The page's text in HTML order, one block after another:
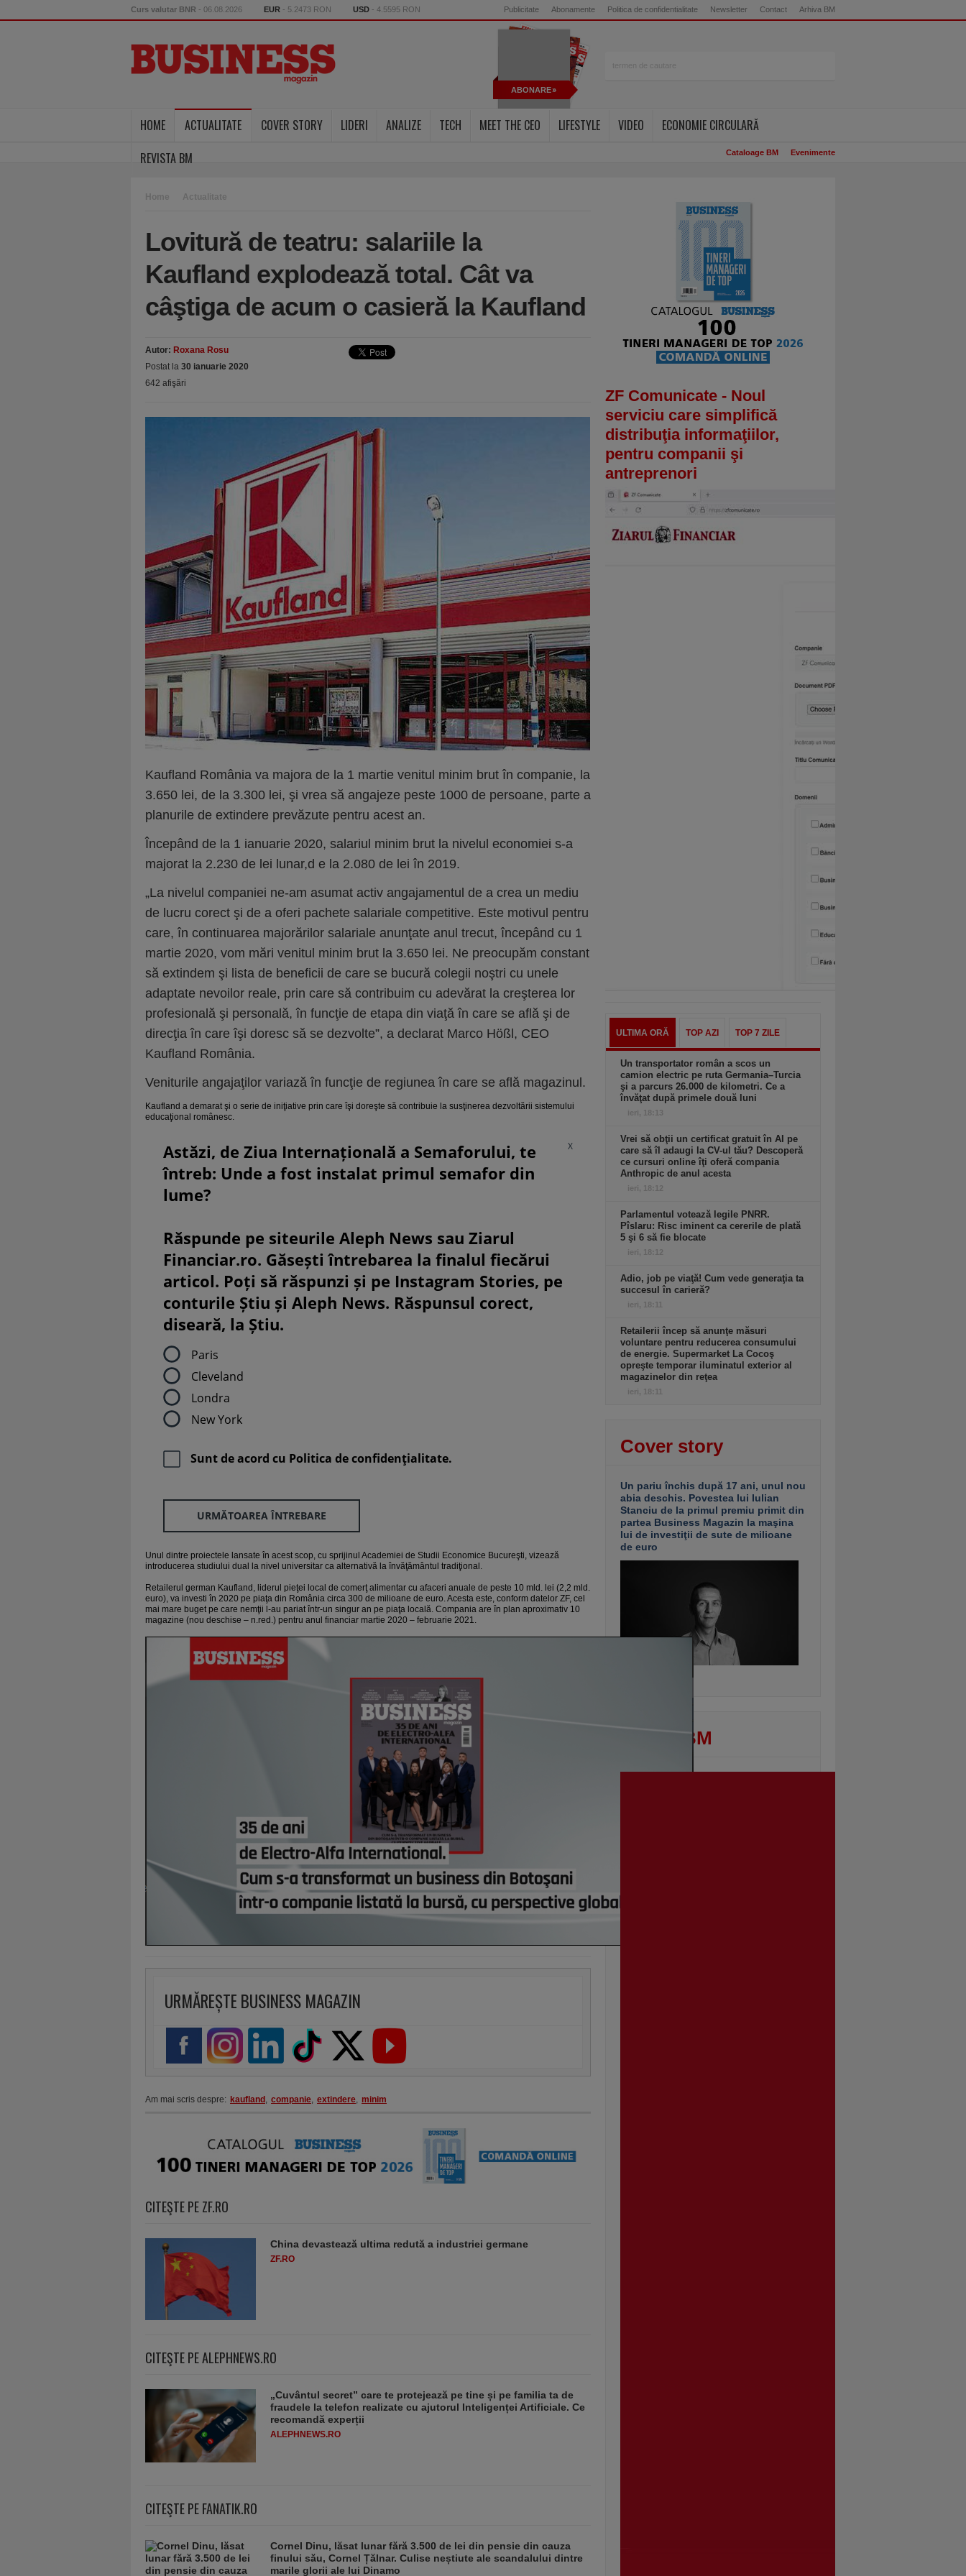
Curs valutar BNR - 06.08.2026 EUR - 5.2473 RON USD - 4.5595 RON Publicitate Abonamente Politica de confidentialitate Newsletter Contact Arhiva BM
ABONARE
HOME ACTUALITATE COVER STORY LIDERI ANALIZE TECH MEET THE CEO LIFESTYLE VIDEO
ECONOMIE CIRCULARĂ
REVISTA BM
Cataloage BM Evenimente
Home Actualitate
Lovitură de teatru: salariile la
Kaufland explodează total. Cât va
câştiga de acum o casieră la Kaufland
Autor: Roxana Rosu
Postat la 30 ianuarie 2020
642 afişări
Kaufland România va majora de la 1 martie venitul minim brut în companie, la
3.650 lei, de la 3.300 lei, şi vrea să angajeze peste 1000 de persoane, parte a
planurile de extindere prevăzute pentru acest an.
Începând de la 1 ianuarie 2020, salariul minim brut la nivelul economiei s-a
majorat la 2.230 de lei lunar,d e la 2.080 de lei în 2019.
„La nivelul companiei ne-am asumat activ angajamentul de a crea un mediu
de lucru corect şi de a oferi pachete salariale competitive. Este motivul pentru
care, în continuarea majorărilor salariale anunţate anul trecut, începând cu 1
martie 2020, vom mări venitul minim brut la 3.650 lei. Ne preocupăm constant
să extindem şi lista de beneficii de care se bucură colegii noştri cu unele
adaptate nevoilor reale, prin care să contribuim cu adevărat la creşterea lor
profesională şi personală, în funcţie de etapa din viaţă în care se află şi de
direcţia în care îşi doresc să se dezvolte”, a declarat Marco Hößl, CEO
Kaufland România.
Veniturile angajaţilor variază în funcţie de regiunea în care se află magazinul.
Kaufland a demarat şi o serie de iniţiative prin care îşi doreşte să contribuie la susţinerea dezvoltării sistemului
educaţional românesc.
X
Astăzi, de Ziua Internațională a Semaforului, te
întreb: Unde a fost instalat primul semafor din
lume?
Răspunde pe siteurile Aleph News sau Ziarul
Financiar.ro. Găsești întrebarea la finalul fiecărui
articol. Poți să răspunzi și pe Instagram Stories, pe
conturile Știu și Aleph News. Răspunsul corect,
diseară, la Știu.
Paris
Cleveland
Londra
New York
Sunt de acord cu Politica de confidenţialitate.
URMĂTOAREA ÎNTREBARE
Unul dintre proiectele lansate în acest scop, cu sprijinul Academiei de Studii Economice Bucureşti, vizează
introducerea studiului dual la nivel universitar ca alternativă la învăţământul tradiţional.
Retailerul german Kaufland, liderul pieţei local de comerţ alimentar cu afaceri anuale de peste 10 mld. lei (2,2 mld.
euro), va investi în 2020 pe piaţa din România circa 300 de milioane de euro. Acesta este, conform datelor ZF, cel
mai mare buget pe care nemţii l-au pariat într-un singur an pe piaţa locală. Compania are în plan aproximativ 10
magazine (nou deschise – n.red.) pentru anul financiar martie 2020 – februarie 2021.
URMĂREȘTE BUSINESS MAGAZIN
Am mai scris despre: kaufland , companie, extindere, minim
CITEŞTE PE ZF.RO
China devastează ultima redută a industriei germane
ZF.RO
CITEŞTE PE ALEPHNEWS.RO
„Cuvântul secret” care te protejează pe tine și pe familia ta de
fraudele la telefon realizate cu ajutorul Inteligenței Artificiale. Ce
recomandă experții
ALEPHNEWS.RO
CITEŞTE PE FANATIK.RO
Cornel Dinu, lăsat lunar fără 3.500 de lei din pensie din cauza
finului său, Cornel Țălnar. Culise neștiute ale scandalului dintre
marile glorii ale lui Dinamo
ZF Comunicate - Noul
serviciu care simplifică
distribuţia informaţiilor,
pentru companii şi
antreprenori
ULTIMA ORĂ TOP AZI TOP 7 ZILE
Un transportator român a scos un
camion electric pe ruta Germania–Turcia
şi a parcurs 26.000 de kilometri. Ce a
învăţat după primele două luni
ieri, 18:13
Vrei să obţii un certificat gratuit în AI pe
care să îl adaugi la CV-ul tău? Descoperă
ce cursuri online îţi oferă compania
Anthropic de anul acesta
ieri, 18:12
Parlamentul votează legile PNRR.
Pîslaru: Risc iminent ca cererile de plată
5 şi 6 să fie blocate
ieri, 18:12
Adio, job pe viaţă! Cum vede generaţia ta
succesul în carieră?
ieri, 18:11
Retailerii încep să anunţe măsuri
voluntare pentru reducerea consumului
de energie. Supermarket La Cocoş
opreşte temporar iluminatul exterior al
magazinelor din reţea
ieri, 18:11
Cover story
Un pariu închis după 17 ani, unul nou
abia deschis. Povestea lui Iulian
Stanciu de la primul premiu primit din
partea Business Magazin la maşina
lui de investiţii de sute de milioane
de euro
VIDEO BM